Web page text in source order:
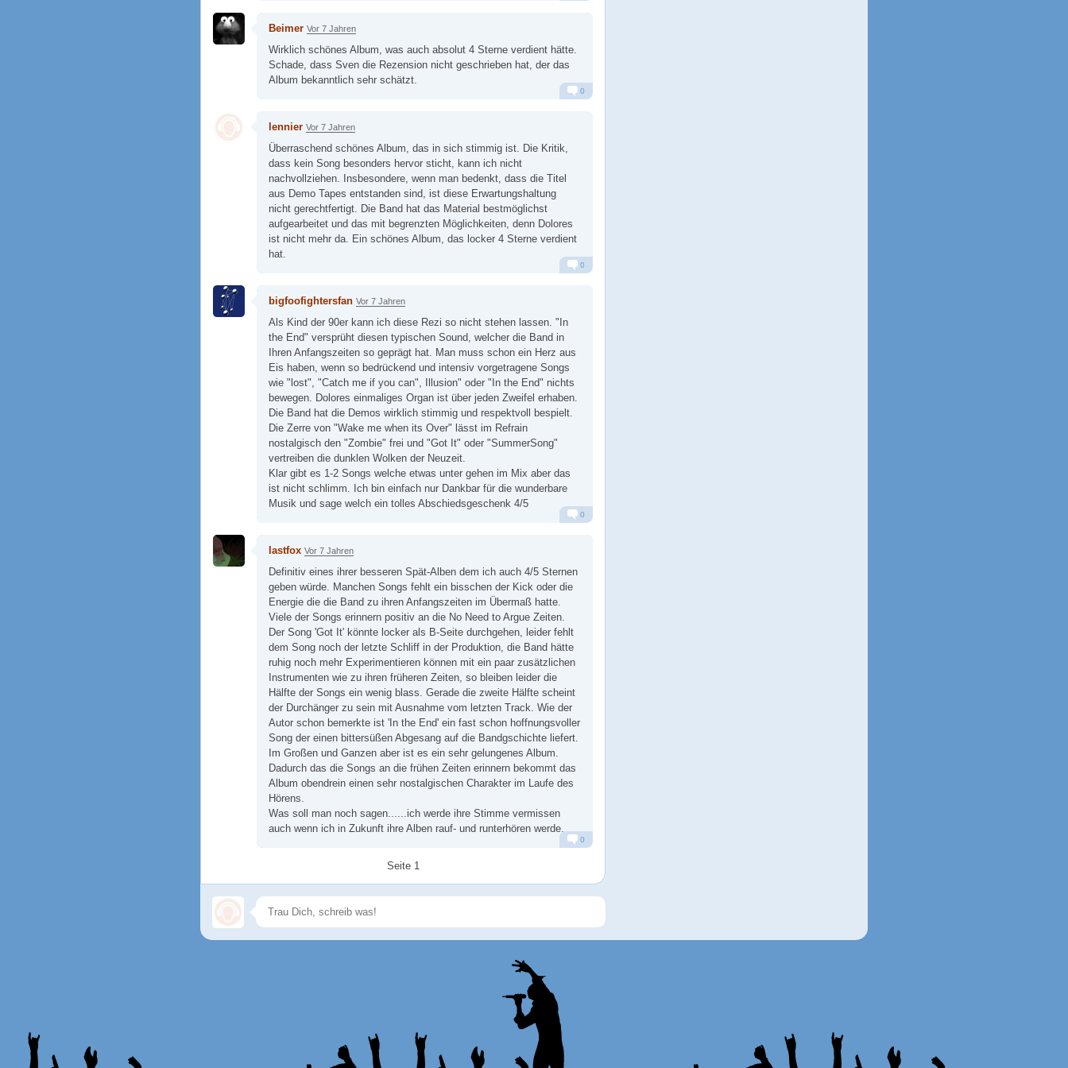
Beimer Vor 7 Jahren
Wirklich schönes Album, was auch absolut 4 Sterne verdient hätte.
Schade, dass Sven die Rezension nicht geschrieben hat, der das
Album bekanntlich sehr schätzt.
0
lennier Vor 7 Jahren
Überraschend schönes Album, das in sich stimmig ist. Die Kritik,
dass kein Song besonders hervor sticht, kann ich nicht
nachvollziehen. Insbesondere, wenn man bedenkt, dass die Titel
aus Demo Tapes entstanden sind, ist diese Erwartungshaltung
nicht gerechtfertigt. Die Band hat das Material bestmöglichst
aufgearbeitet und das mit begrenzten Möglichkeiten, denn Dolores
ist nicht mehr da. Ein schönes Album, das locker 4 Sterne verdient
hat.
0
bigfoofightersfan Vor 7 Jahren
Als Kind der 90er kann ich diese Rezi so nicht stehen lassen. "In
the End" versprüht diesen typischen Sound, welcher die Band in
Ihren Anfangszeiten so geprägt hat. Man muss schon ein Herz aus
Eis haben, wenn so bedrückend und intensiv vorgetragene Songs
wie "lost", "Catch me if you can", Illusion" oder "In the End" nichts
bewegen. Dolores einmaliges Organ ist über jeden Zweifel erhaben.
Die Band hat die Demos wirklich stimmig und respektvoll bespielt.
Die Zerre von "Wake me when its Over" lässt im Refrain
nostalgisch den "Zombie" frei und "Got It" oder "SummerSong"
vertreiben die dunklen Wolken der Neuzeit.
Klar gibt es 1-2 Songs welche etwas unter gehen im Mix aber das
ist nicht schlimm. Ich bin einfach nur Dankbar für die wunderbare
Musik und sage welch ein tolles Abschiedsgeschenk 4/5
0
lastfox Vor 7 Jahren
Definitiv eines ihrer besseren Spät-Alben dem ich auch 4/5 Sternen
geben würde. Manchen Songs fehlt ein bisschen der Kick oder die
Energie die die Band zu ihren Anfangszeiten im Übermaß hatte.
Viele der Songs erinnern positiv an die No Need to Argue Zeiten.
Der Song 'Got It' könnte locker als B-Seite durchgehen, leider fehlt
dem Song noch der letzte Schliff in der Produktion, die Band hätte
ruhig noch mehr Experimentieren können mit ein paar zusätzlichen
Instrumenten wie zu ihren früheren Zeiten, so bleiben leider die
Hälfte der Songs ein wenig blass. Gerade die zweite Hälfte scheint
der Durchänger zu sein mit Ausnahme vom letzten Track. Wie der
Autor schon bemerkte ist 'In the End' ein fast schon hoffnungsvoller
Song der einen bittersüßen Abgesang auf die Bandgschichte liefert.
Im Großen und Ganzen aber ist es ein sehr gelungenes Album.
Dadurch das die Songs an die frühen Zeiten erinnern bekommt das
Album obendrein einen sehr nostalgischen Charakter im Laufe des
Hörens.
Was soll man noch sagen......ich werde ihre Stimme vermissen
auch wenn ich in Zukunft ihre Alben rauf- und runterhören werde.
0
Seite 1
Speichern